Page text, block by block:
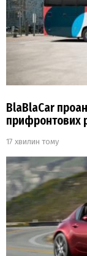
BlaBlaCar
прифронтових
17 хвилин тому